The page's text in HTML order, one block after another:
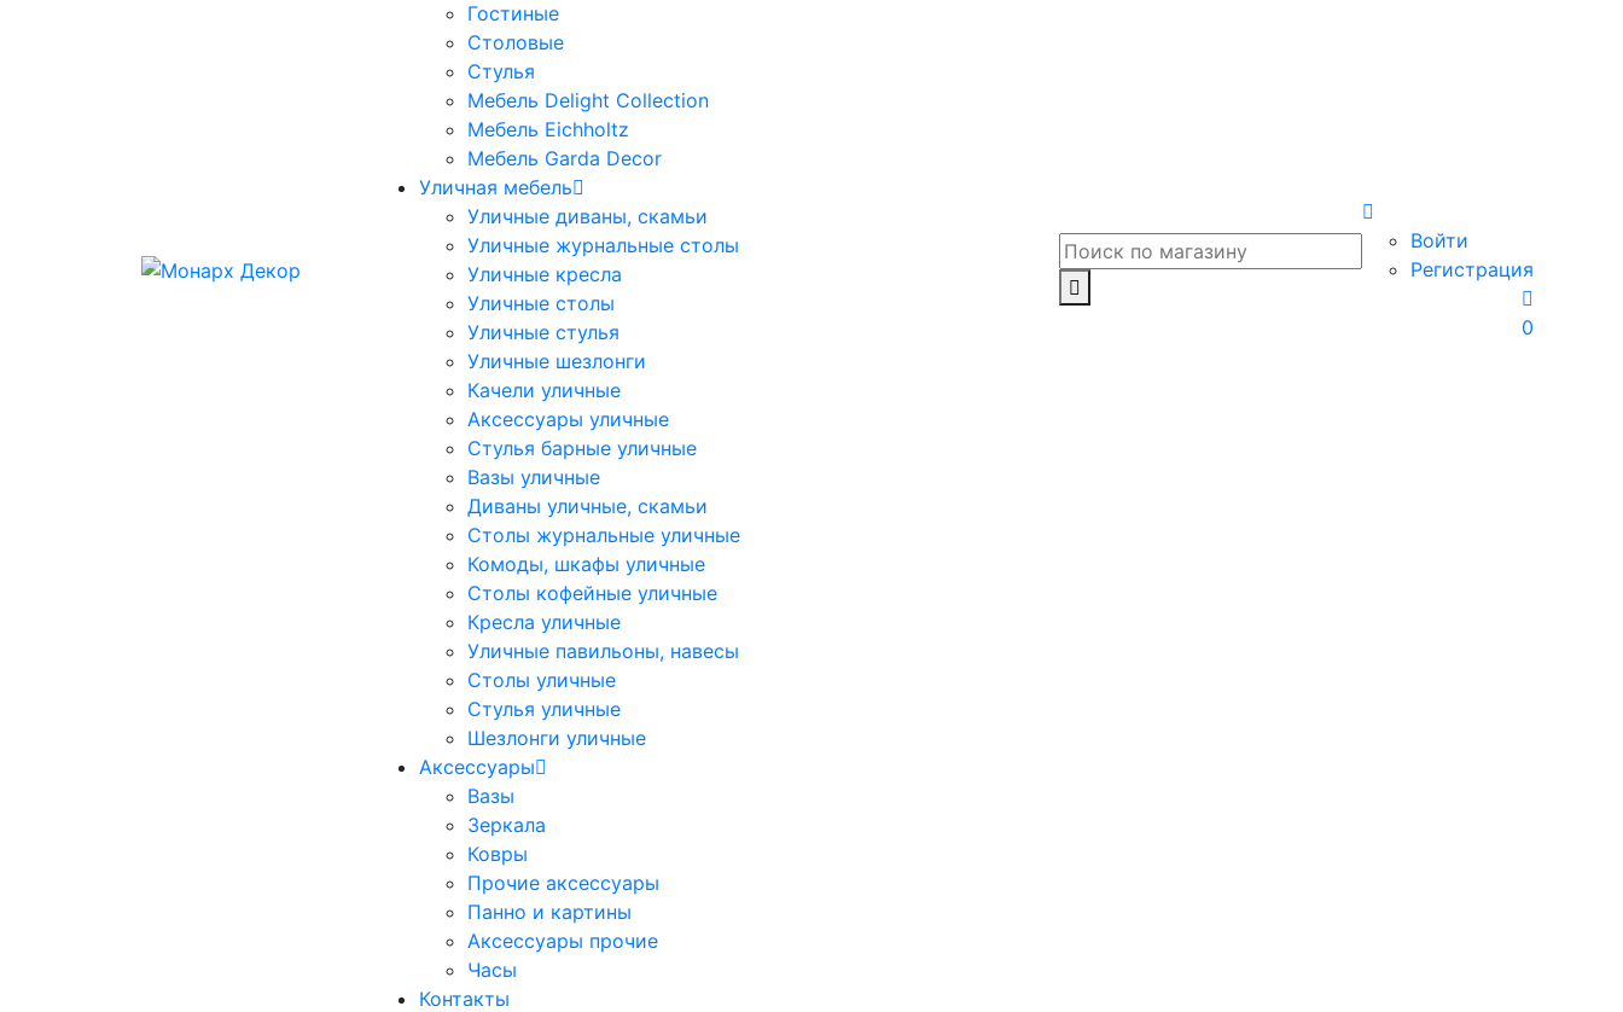
Гостиные
Столовые
Стулья
Мебель Delight Collection
Мебель Eichholtz
Мебель Garda Decor
Уличная мебель
Уличные диваны, скамьи
Уличные журнальные столы
Уличные кресла
Уличные столы
Уличные стулья
Уличные шезлонги
Качели уличные
Аксессуары уличные
Стулья барные уличные
Вазы уличные
Диваны уличные, скамьи
Столы журнальные уличные
Комоды, шкафы уличные
Столы кофейные уличные
Кресла уличные
Уличные павильоны, навесы
Столы уличные
Стулья уличные
Шезлонги уличные
Аксессуары
Вазы
Зеркала
Ковры
Прочие аксессуары
Панно и картины
Аксессуары прочие
Часы
Контакты
Войти
Регистрация
0